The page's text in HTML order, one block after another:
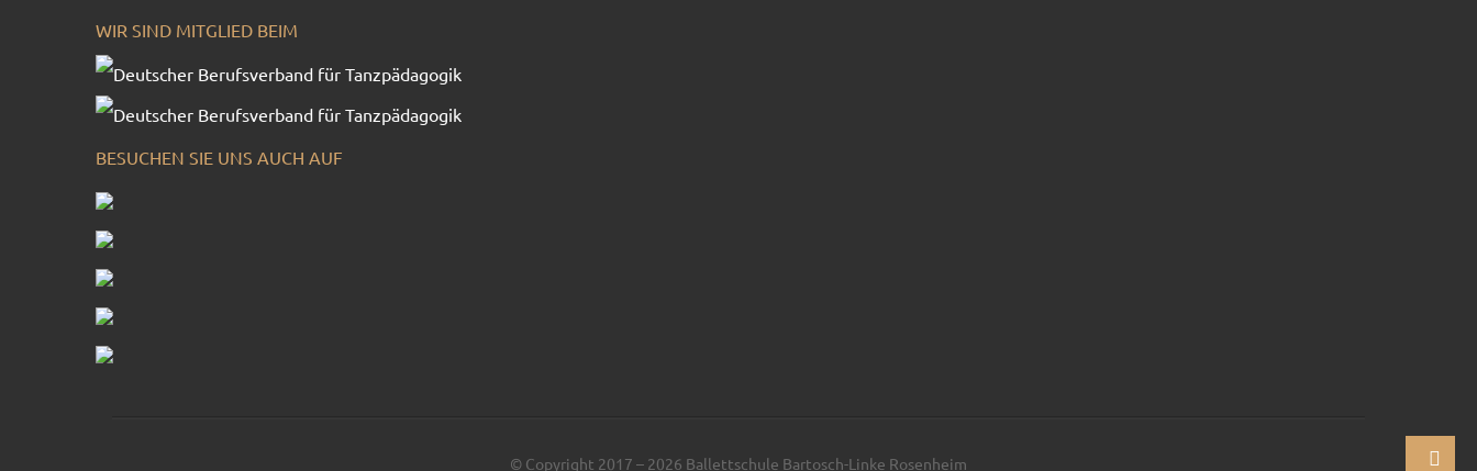
WIR SIND MITGLIED BEIM
BESUCHEN SIE UNS AUCH AUF
© Copyright 2017 – 2026 Ballettschule Bartosch-Linke Rosenheim